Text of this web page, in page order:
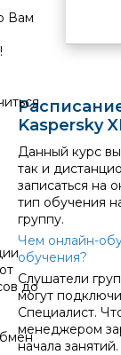
Вам
до
Kaspersky
Данный курс
так и
записаться на
тип обучения
группу.
Чем онлайн-
обучения?
Слушатели
могут
Специалист.
менеджером
начала занятий.